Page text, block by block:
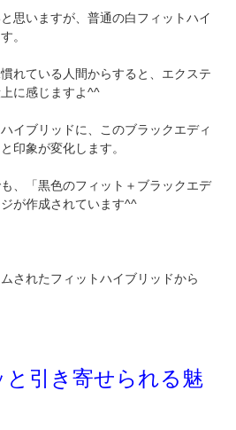
思いますが、普通の白フィットハイ
。
れている人間からすると、エクステ
に感じますよ^^
イブリッドに、このブラックエディ
印象が変化します。
、「黒色のフィット＋ブラックエデ
が作成されています^^
されたフィットハイブリッドから
引き寄せられる魅